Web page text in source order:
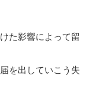
た影響によって留
を出していこう失